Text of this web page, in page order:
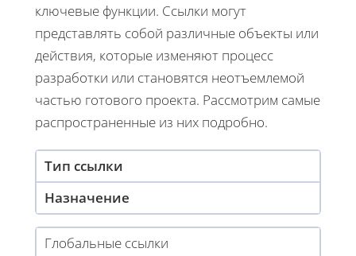
ключевые функции. Ссылки могут
представлять собой различные объекты или
действия, которые изменяют процесс
разработки или становятся неотъемлемой
частью готового проекта. Рассмотрим самые
распространенные из них подробно.
Тип ссылки
Назначение
Глобальные ссылки